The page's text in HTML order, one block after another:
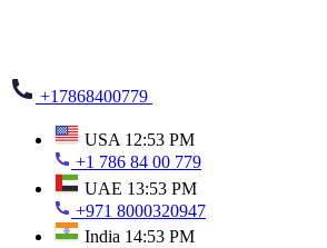
+17868400779
USA 12:53 PM
+1 786 84 00 779
UAE 13:53 PM
+971 8000320947
India 14:53 PM